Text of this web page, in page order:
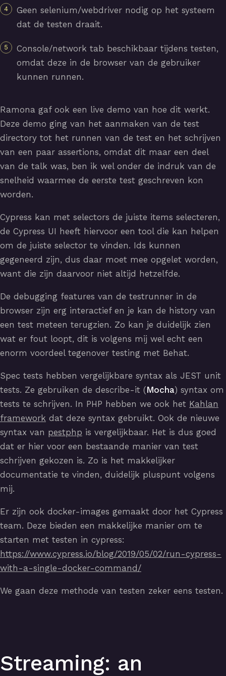
Geen selenium/webdriver nodig op het systeem
dat de testen draait.
Console/network tab beschikbaar tijdens testen,
omdat deze in de browser van de gebruiker
kunnen runnen.
Ramona gaf ook een live demo van hoe dit werkt.
Deze demo ging van het aanmaken van de test
directory tot het runnen van de test en het schrijven
van een paar assertions, omdat dit maar een deel
van de talk was, ben ik wel onder de indruk van de
snelheid waarmee de eerste test geschreven kon
worden.
Cypress kan met selectors de juiste items selecteren,
de Cypress UI heeft hiervoor een tool die kan helpen
om de juiste selector te vinden. Ids kunnen
gegeneerd zijn, dus daar moet mee opgelet worden,
want die zijn daarvoor niet altijd hetzelfde.
De debugging features van de testrunner in de
browser zijn erg interactief en je kan de history van
een test meteen terugzien. Zo kan je duidelijk zien
wat er fout loopt, dit is volgens mij wel echt een
enorm voordeel tegenover testing met Behat.
Spec tests hebben vergelijkbare syntax als JEST unit
tests. Ze gebruiken de describe-it (Mocha) syntax om
tests te schrijven. In PHP hebben we ook het Kahlan
framework dat deze syntax gebruikt. Ook de nieuwe
syntax van pestphp is vergelijkbaar. Het is dus goed
dat er hier voor een bestaande manier van test
schrijven gekozen is. Zo is het makkelijker
documentatie te vinden, duidelijk pluspunt volgens
mij.
Er zijn ook docker-images gemaakt door het Cypress
team. Deze bieden een makkelijke manier om te
starten met testen in cypress:
https://www.cypress.io/blog/2019/05/02/run-cypress-
with-a-single-docker-command/
We gaan deze methode van testen zeker eens testen.
Streaming: an